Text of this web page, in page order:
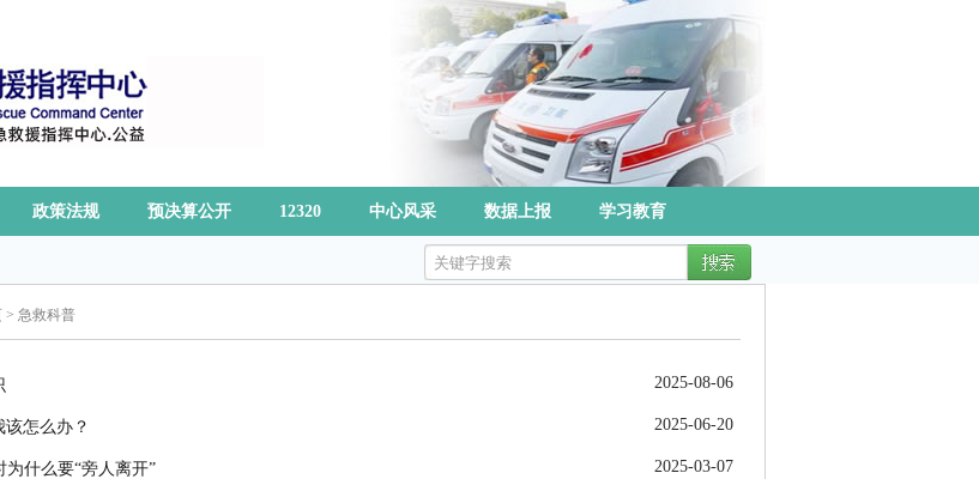
政策法规 预决算公开 12320 中心风采 数据上报 学习教育
> 急救科普
2025-08-06
怎么办？ 2025-06-20
为什么要“旁人离开” 2025-03-07